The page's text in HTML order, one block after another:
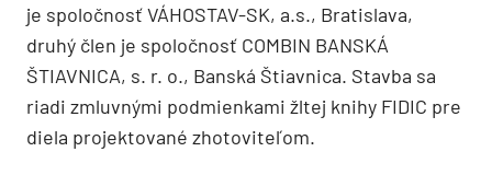
je spoločnosť VÁHOSTAV-SK, a.s., Bratislava,
druhý člen je spoločnosť COMBIN BANSKÁ
ŠTIAVNICA, s. r. o., Banská Štiavnica. Stavba sa
riadi zmluvnými podmienkami žltej knihy FIDIC pre
diela projektované zhotoviteľom.